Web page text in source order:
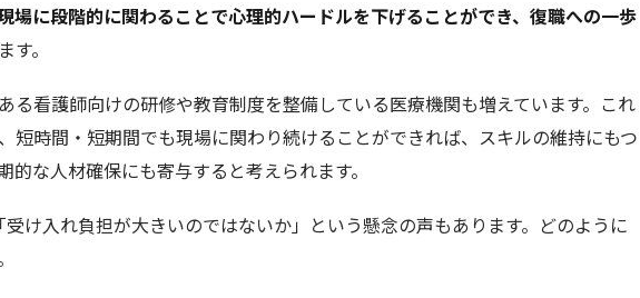
場に段階的に関わることで心理的ハードルを下げることができ、復職への一歩
す。
る看護師向けの研修や教育制度を整備している医療機関も増えています。これ
短時間・短期間でも現場に関わり続けることができれば、スキルの維持にもつ
的な人材確保にも寄与すると考えられます。
け入れ負担が大きいのではないか」という懸念の声もあります。どのように